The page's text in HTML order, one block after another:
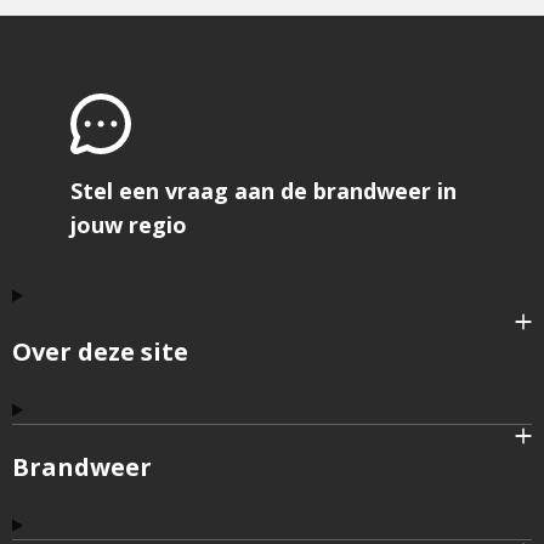
Over deze site
Brandweer
Stel een vraag aan de brandweer in
jouw regio